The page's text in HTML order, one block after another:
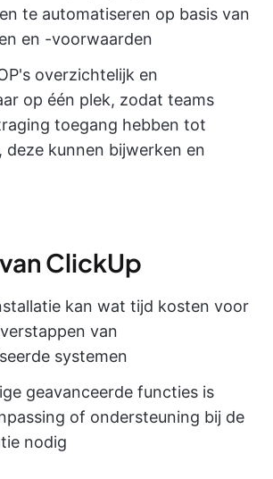
te automatiseren op basis van
en -voorwaarden
overzichtelijk en
op één plek, zodat teams
toegang hebben tot
deze kunnen bijwerken en
ClickUp
kan wat tijd kosten voor
van
systemen
geavanceerde functies is
of ondersteuning bij de
nodig